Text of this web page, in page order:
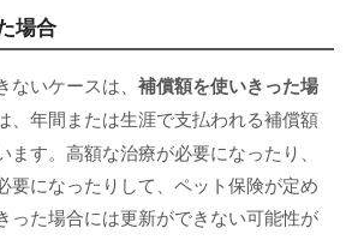
場合
いケースは、 補償額を使いきった場
、年間または生涯で支払われる補償額
す。高額な治療が必要になったり、
要になったりして、ペット保険が定め
った場合には更新ができない可能性が